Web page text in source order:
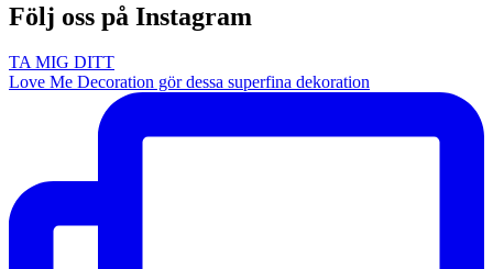
Följ oss på Instagram
TA MIG DITT
Love Me Decoration gör dessa superfina dekoration